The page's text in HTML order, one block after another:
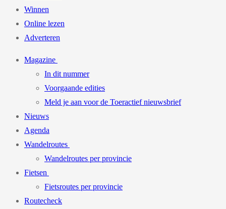
Winnen
Online lezen
Adverteren
Magazine
In dit nummer
Voorgaande edities
Meld je aan voor de Toeractief nieuwsbrief
Nieuws
Agenda
Wandelroutes
Wandelroutes per provincie
Fietsen
Fietsroutes per provincie
Routecheck